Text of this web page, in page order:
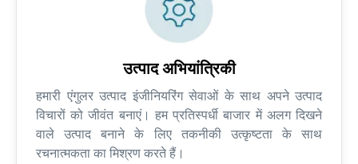
उत्पाद अभियांत्रिकी
हमारी एंगुलर उत्पाद इंजीनियरिंग सेवाओं के साथ अपने उत्पाद
विचारों को जीवंत बनाएं। हम प्रतिस्पर्धी बाजार में अलग दिखने
वाले उत्पाद बनाने के लिए तकनीकी उत्कृष्टता के साथ
रचनात्मकता का मिश्रण करते हैं।